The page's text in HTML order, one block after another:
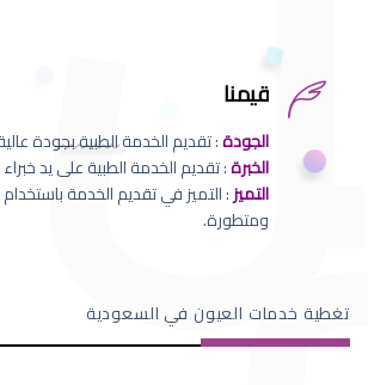
قيمنا
الجودة: تقديم الخدمة الطبية بجودة
الخبرة: تقديم الخدمة الطبية على يد
التميز: التميز في تقديم الخدمة
ومتطورة.
تغطية خدمات العيون في السعودية